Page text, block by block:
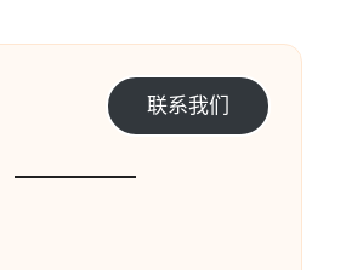
联系我们